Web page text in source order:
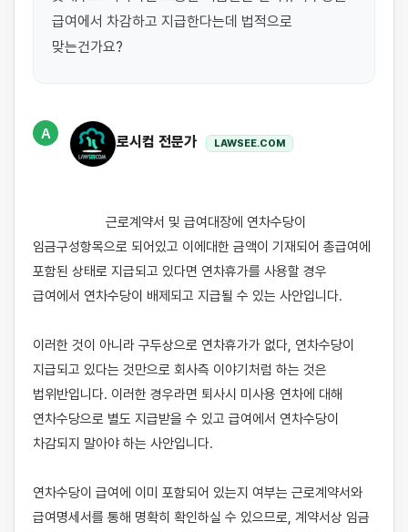
급여에서 차감하고 지급한다는데 법적으로
맞는건가요?
A
로시컴 전문가 LAWSEE.COM
임금구성항목으로 되어있고 이에대한 금액이 기재되어 총급여에
포함된 상태로 지급되고 있다면 연차휴가를 사용할 경우
급여에서 연차수당이 배제되고 지급될 수 있는 사안입니다.
이러한 것이 아니라 구두상으로 연차휴가가 없다, 연차수당이
지급되고 있다는 것만으로 회사측 이야기처럼 하는 것은
법위반입니다. 이러한 경우라면 퇴사시 미사용 연차에 대해
연차수당으로 별도 지급받을 수 있고 급여에서 연차수당이
차감되지 말아야 하는 사안입니다.
연차수당이 급여에 이미 포함되어 있는지 여부는 근로계약서와
급여명세서를 통해 명확히 확인하실 수 있으므로, 계약서상 임금